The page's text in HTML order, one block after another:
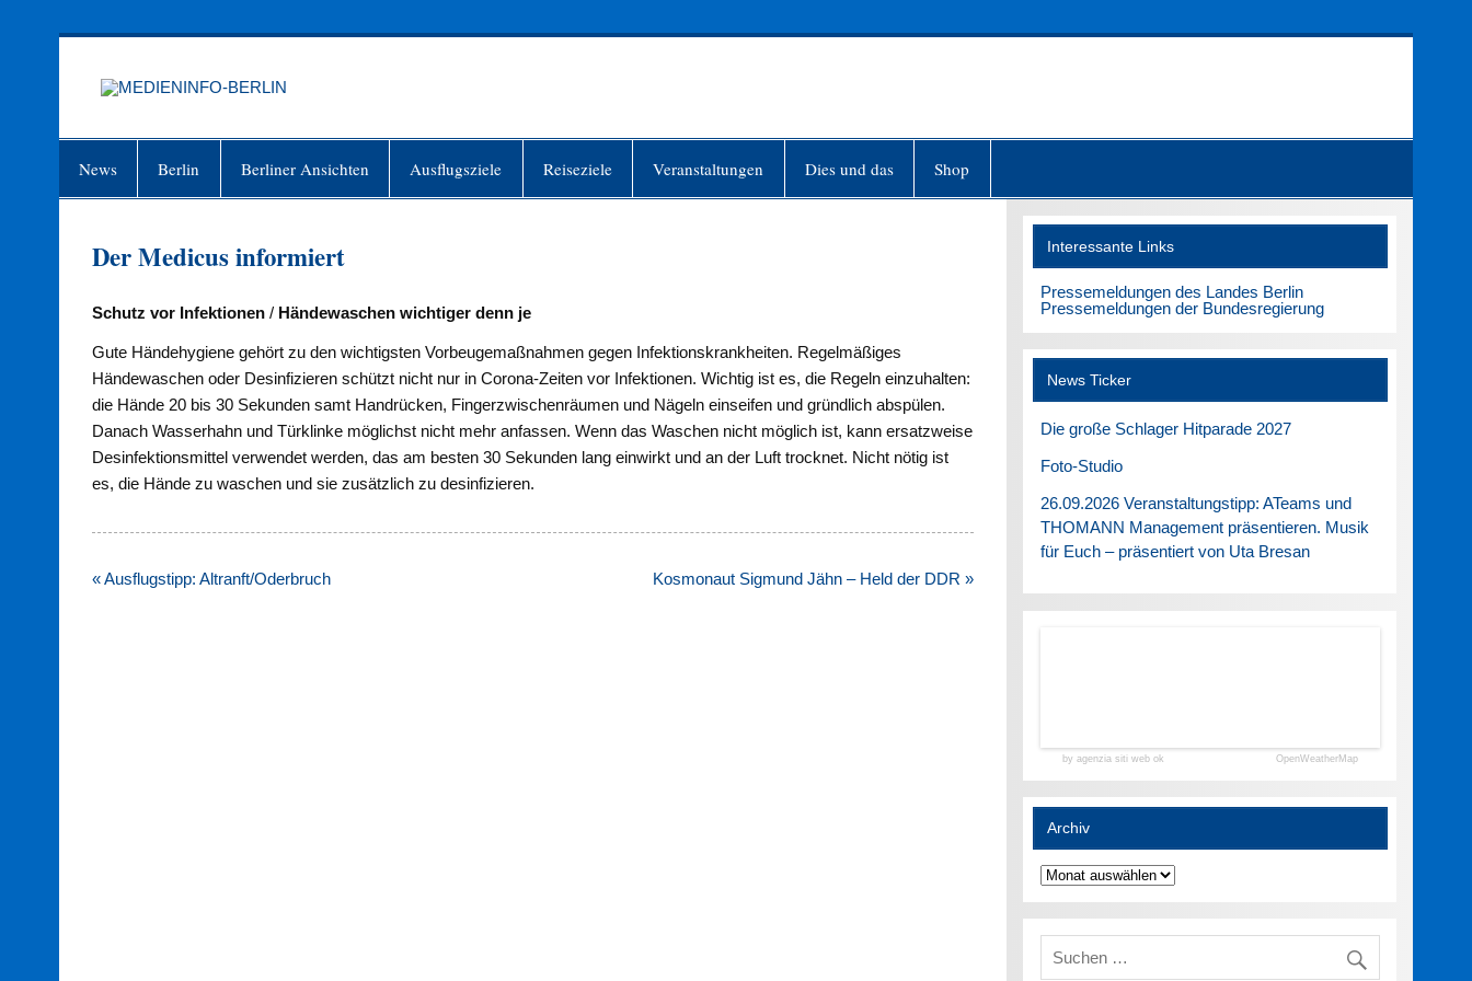
News Berlin Berliner Ansichten Ausflugsziele Reiseziele Veranstaltungen Dies und das Shop
Der Medicus informiert
Schutz vor Infektionen / Händewaschen wichtiger denn je
Gute Händehygiene gehört zu den wichtigsten Vorbeugemaßnahmen gegen Infektionskrankheiten. Regelmäßiges
Händewaschen oder Desinfizieren schützt nicht nur in Corona-Zeiten vor Infektionen. Wichtig ist es, die Regeln einzuhalten:
die Hände 20 bis 30 Sekunden samt Handrücken, Fingerzwischenräumen und Nägeln einseifen und gründlich abspülen.
Danach Wasserhahn und Türklinke möglichst nicht mehr anfassen. Wenn das Waschen nicht möglich ist, kann ersatzweise
Desinfektionsmittel verwendet werden, das am besten 30 Sekunden lang einwirkt und an der Luft trocknet. Nicht nötig ist
es, die Hände zu waschen und sie zusätzlich zu desinfizieren.
Beitragsnavigation
« Ausflugstipp: Altranft/Oderbruch Kosmonaut Sigmund Jähn – Held der DDR »
Interessante Links
Pressemeldungen des Landes Berlin
Pressemeldungen der Bundesregierung
News Ticker
Die große Schlager Hitparade 2027
Foto-Studio
26.09.2026 Veranstaltungstipp: ATeams und
THOMANN Management präsentieren. Musik
für Euch – präsentiert von Uta Bresan
by agenzia siti web ok OpenWeatherMap
Archiv
Archiv